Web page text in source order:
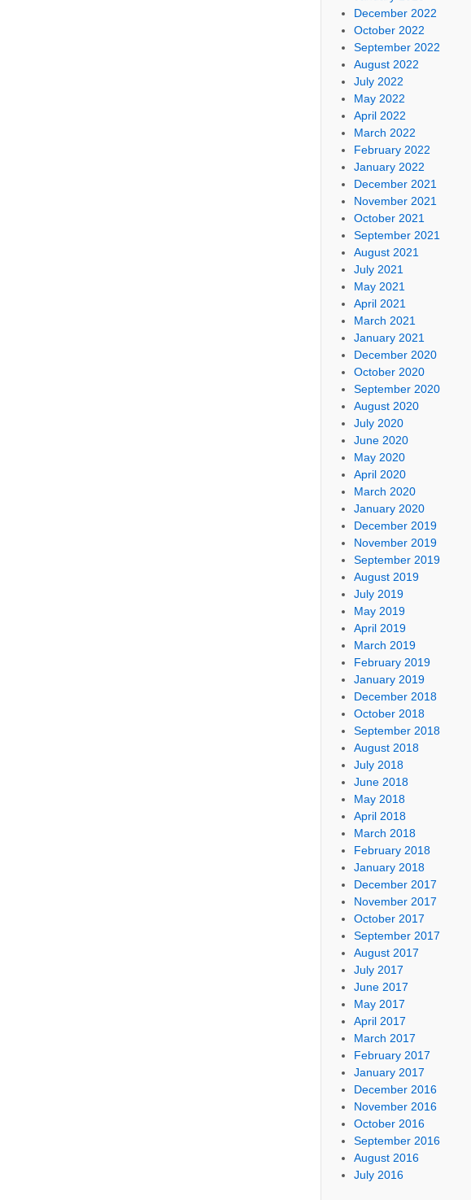
December 2022
October 2022
September 2022
August 2022
July 2022
May 2022
April 2022
March 2022
February 2022
January 2022
December 2021
November 2021
October 2021
September 2021
August 2021
July 2021
May 2021
April 2021
March 2021
January 2021
December 2020
October 2020
September 2020
August 2020
July 2020
June 2020
May 2020
April 2020
March 2020
January 2020
December 2019
November 2019
September 2019
August 2019
July 2019
May 2019
April 2019
March 2019
February 2019
January 2019
December 2018
October 2018
September 2018
August 2018
July 2018
June 2018
May 2018
April 2018
March 2018
February 2018
January 2018
December 2017
November 2017
October 2017
September 2017
August 2017
July 2017
June 2017
May 2017
April 2017
March 2017
February 2017
January 2017
December 2016
November 2016
October 2016
September 2016
August 2016
July 2016